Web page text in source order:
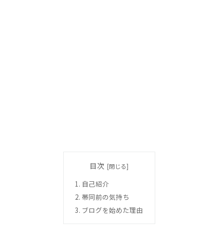
目次
自己紹介
帯同前の気持ち
ブログを始めた理由